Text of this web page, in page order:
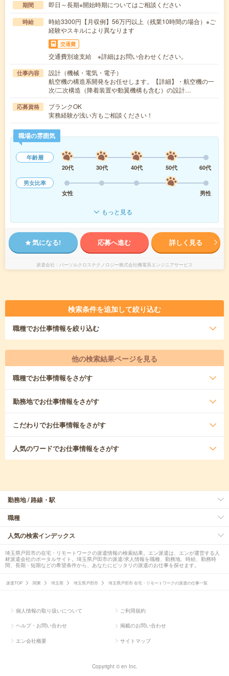
期間 即日～長期※開始時期についてはご相談ください
時給
時給3300円【月収例】56万円以上（残業10時間の場合）※ご
経験やスキルにより異なります
交通費
交通費別途支給 ※詳細はお問い合わせください。
仕事内容
設計（機械・電気・電子）
航空機の構造系開発をお任せします。【詳細】・航空機の一
次/二次構造（降着装置や動翼機構も含む）の設計…
応募資格
ブランクOK
実務経験が浅い方もご相談ください！
職場の雰囲気
年齢層
20代
30代 40代 50代
60代
男女比率
女性
男性
もっと見る
気になる! 応募へ進む 詳しく見る
派遣会社 パーソルクロステクノロジー株式会社機電系エンジニアサービス
検索条件を追加して絞り込む
職種でお仕事情報を絞り込む
他の検索結果ページを見る
職種でお仕事情報をさがす
勤務地でお仕事情報をさがす
こだわりでお仕事情報をさがす
人気のワードでお仕事情報をさがす
勤務地 / 路線・駅
職種
人気の検索インデックス
埼玉県戸田市の在宅・リモートワークの派遣情報の検索結果。エン派遣は、エンが運営する人
材派遣会社のポータルサイト。埼玉県戸田市の派遣/求人情報を職種、勤務地、時給、勤務時
間、長期・短期などの希望条件から、あなたにピッタリの派遣のお仕事を探せます。
派遣TOP 関東 埼玉県 埼玉県戸田市 埼玉県戸田市 在宅・リモートワークの派遣の仕事一覧
個人情報の取り扱いについて ご利用規約
ヘルプ・お問い合わせ 掲載のお問い合わせ
エン会社概要 サイトマップ
Copyright © en Inc.